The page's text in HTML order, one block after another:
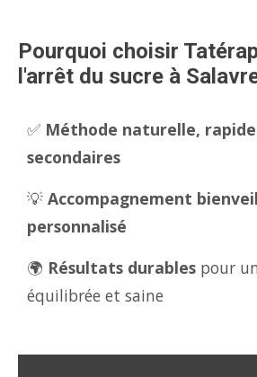
Pourquoi choisir
l'arrêt du sucre à
✅ Méthode naturelle,
secondaires
💡 Accompagnement
personnalisé
🌍 Résultats durables pour
équilibrée et saine